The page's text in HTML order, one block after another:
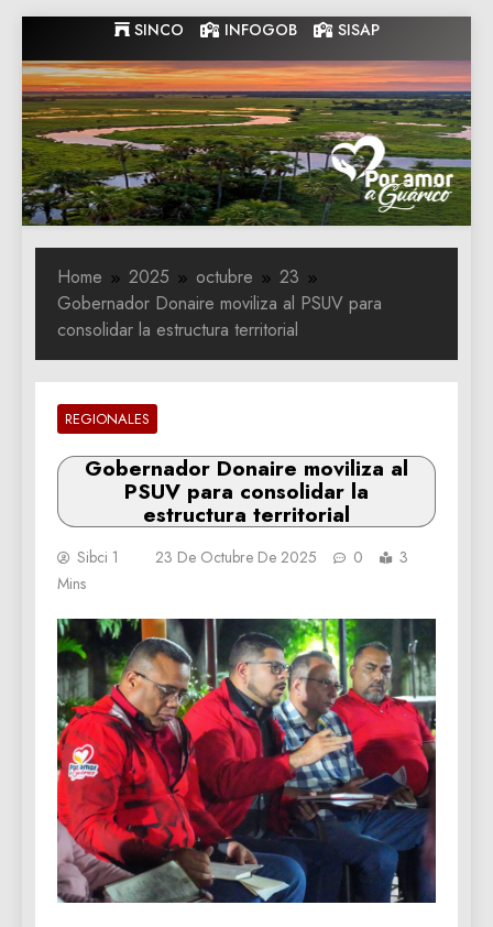
to
content
SINCO INFOGOB SISAP
Gobernacion
de Guarico
Gobernacion de Guarico
Home 2025 octubre
23
Gobernador Donaire moviliza al PSUV para
consolidar la estructura territorial
REGIONALES
Gobernador Donaire moviliza al
PSUV para consolidar la
estructura territorial
Sibci 1 23 De Octubre De 2025 0
3
Mins